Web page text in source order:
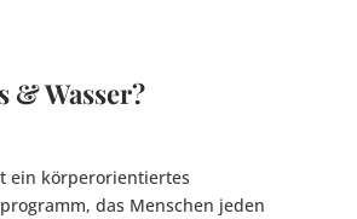
& Wasser?
ein körperorientiertes
das Menschen jeden